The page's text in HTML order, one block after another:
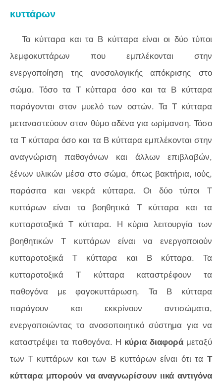
κυττάρων
Τα κύτταρα και τα Β κύτταρα είναι οι δύο τύποι
λεμφοκυττάρων που εμπλέκονται στην
ενεργοποίηση της ανοσολογικής απόκρισης στο
σώμα. Τόσο τα Τ κύτταρα όσο και τα Β κύτταρα
παράγονται στον μυελό των οστών. Τα Τ κύτταρα
μεταναστεύουν στον θύμο αδένα για ωρίμανση. Τόσο
τα Τ κύτταρα όσο και τα Β κύτταρα εμπλέκονται στην
αναγνώριση παθογόνων και άλλων επιβλαβών,
ξένων υλικών μέσα στο σώμα, όπως βακτήρια, ιούς,
παράσιτα και νεκρά κύτταρα. Οι δύο τύποι Τ
κυττάρων είναι τα βοηθητικά Τ κύτταρα και τα
κυτταροτοξικά Τ κύτταρα. Η κύρια λειτουργία των
βοηθητικών Τ κυττάρων είναι να ενεργοποιούν
κυτταροτοξικά Τ κύτταρα και Β κύτταρα. Τα
κυτταροτοξικά Τ κύτταρα καταστρέφουν τα
παθογόνα με φαγοκυττάρωση. Τα Β κύτταρα
παράγουν και εκκρίνουν αντισώματα,
ενεργοποιώντας το ανοσοποιητικό σύστημα για να
καταστρέψει τα παθογόνα. Η κύρια διαφορά μεταξύ
των Τ κυττάρων και των Β κυττάρων είναι ότι τα Τ
κύτταρα μπορούν να αναγνωρίσουν ιικά αντιγόνα